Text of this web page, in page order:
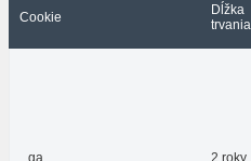
Cookie
Dĺžka
trvania
_ga 2 roky